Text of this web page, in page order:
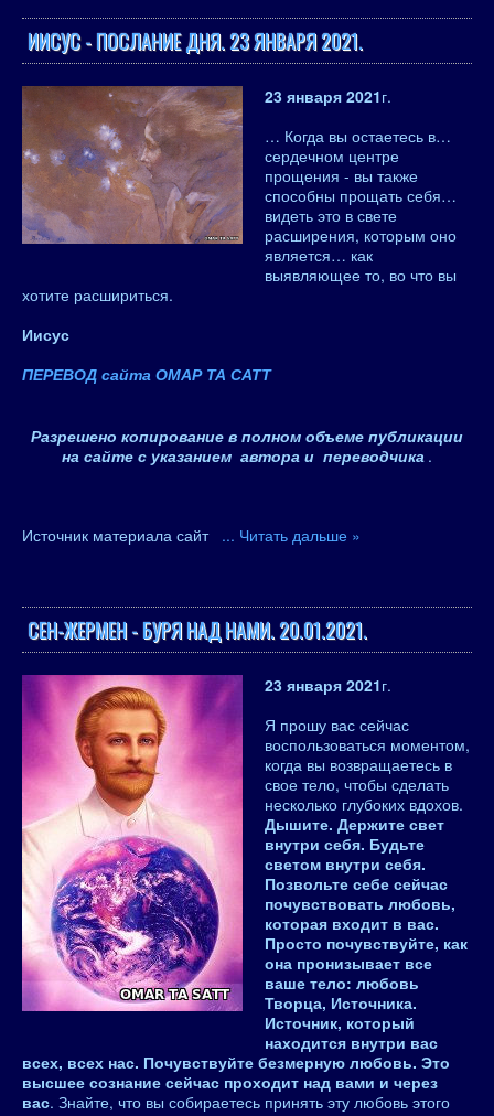
ИИСУС - ПОСЛАНИЕ ДНЯ. 23 ЯНВАРЯ 2021.
23 января 2021г.
… Когда вы остаетесь в…
сердечном центре
прощения - вы также
способны прощать себя…
видеть это в свете
расширения, которым оно
является… как
выявляющее то, во что вы
хотите расшириться.
Иисус
ПЕРЕВОД сайта ОМАР ТА САТТ
Разрешено копирование в полном объеме публикации
на сайте с указанием автора и переводчика .
Источник материала сайт ... Читать дальше »
СЕН-ЖЕРМЕН - БУРЯ НАД НАМИ. 20.01.2021.
23 января 2021г.
Я прошу вас сейчас
воспользоваться моментом,
когда вы возвращаетесь в
свое тело, чтобы сделать
несколько глубоких вдохов.
Дышите. Держите свет
внутри себя. Будьте
светом внутри себя.
Позвольте себе сейчас
почувствовать любовь,
которая входит в вас.
Просто почувствуйте, как
она пронизывает все
ваше тело: любовь
Творца, Источника.
Источник, который
находится внутри вас
всех, всех нас. Почувствуйте безмерную любовь. Это
высшее сознание сейчас проходит над вами и через
вас. Знайте, что вы собираетесь принять эту любовь этого